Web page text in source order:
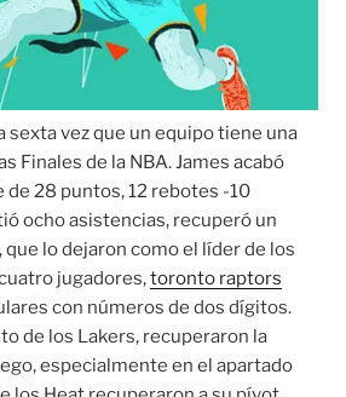
sexta vez que un equipo tiene una
Finales de la NBA. James acabó
28 puntos, 12 rebotes -10
ocho asistencias, recuperó un
que lo dejaron como el líder de los
jugadores,toronto raptors
con números de dos dígitos.
de los Lakers, recuperaron la
especialmente en el apartado